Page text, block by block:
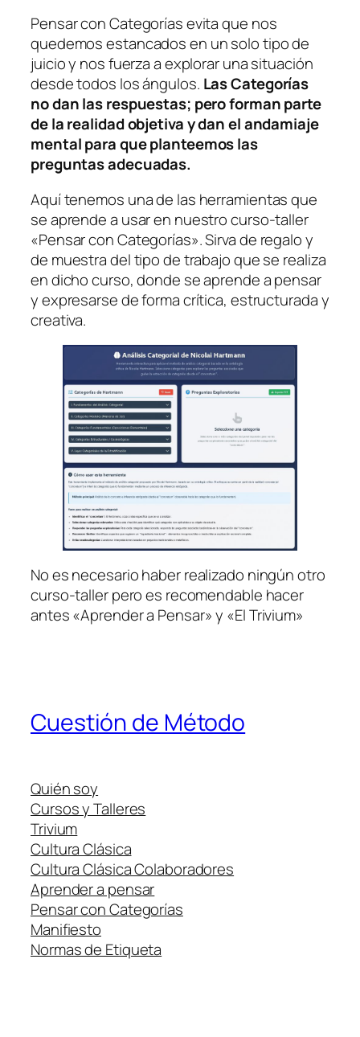
Pensar con Categorías evita que nos
quedemos estancados en un solo tipo de
juicio y nos fuerza a explorar una situación
desde todos los ángulos. Las Categorías
no dan las respuestas; pero forman parte
de la realidad objetiva y dan el andamiaje
mental para que planteemos las
preguntas adecuadas.
Aquí tenemos una de las herramientas que
se aprende a usar en nuestro curso-taller
«Pensar con Categorías». Sirva de regalo y
de muestra del tipo de trabajo que se realiza
en dicho curso, donde se aprende a pensar
y expresarse de forma crítica, estructurada y
creativa.
No es necesario haber realizado ningún otro
curso-taller pero es recomendable hacer
antes «Aprender a Pensar» y «El Trivium»
Cuestión de Método
Quién soy
Cursos y Talleres
Trivium
Cultura Clásica
Cultura Clásica Colaboradores
Aprender a pensar
Pensar con Categorías
Manifiesto
Normas de Etiqueta